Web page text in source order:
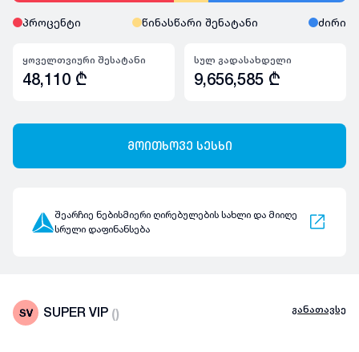
პროცენტი წინასწარი შენატანი ძირი
ყოველთვიური შესატანი
48,110 ₾
სულ გადასახდელი
9,656,585 ₾
მოითხოვე სესხი
შეარჩიე ნებისმიერი ღირებულების სახლი და მიიღე
სრული დაფინანსება
SUPER VIP () განათავსე